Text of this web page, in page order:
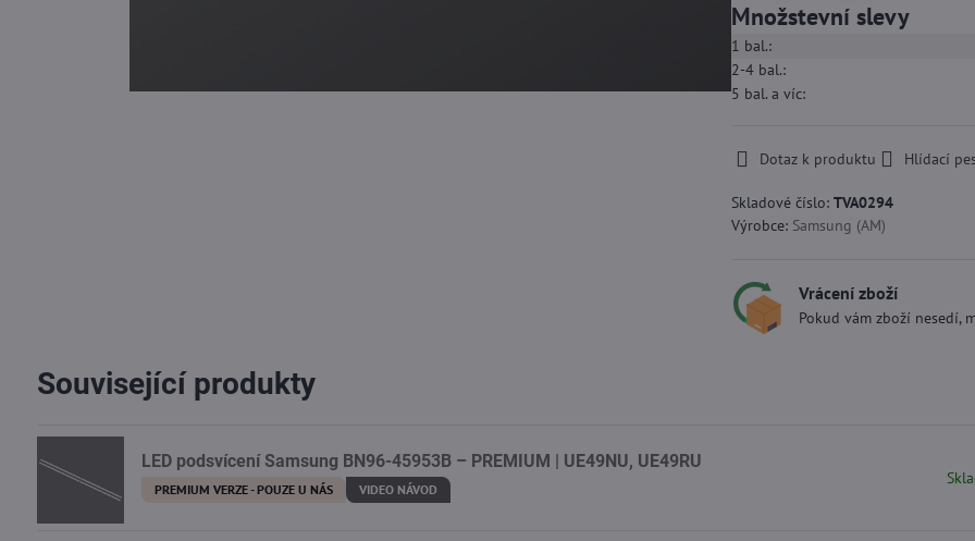
Množstevní slevy
1 bal.:
2-4bal.:
5 bal.a víc:
Dotaz k produktu Hlídací
Skladové číslo: TVA0294
Výrobce: Samsung (AM)
Vrácení zboží
Pokud vám zboží nesedí,
Související produkty
LED podsvícení Samsung BN96-45953B – PREMIUM | UE49NU, UE49RU
PREMIUM VERZE - POUZE U NÁS VIDEO NÁVOD